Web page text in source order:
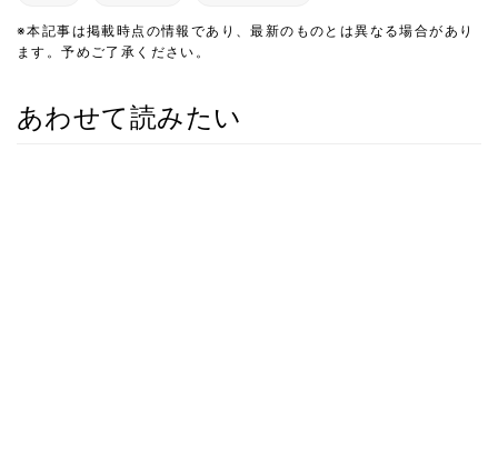
※本記事は掲載時点の情報であり、最新のものとは異なる場合があり
ます。予めご了承ください。
あわせて読みたい